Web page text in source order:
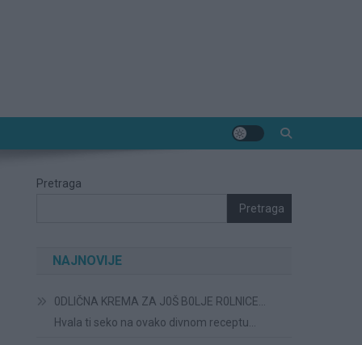
Pretraga
Pretraga
NAJNOVIJE
0DLIČNA KREMA ZA J0Š B0LJE R0LNICE…
Hvala ti seko na ovako divnom receptu…